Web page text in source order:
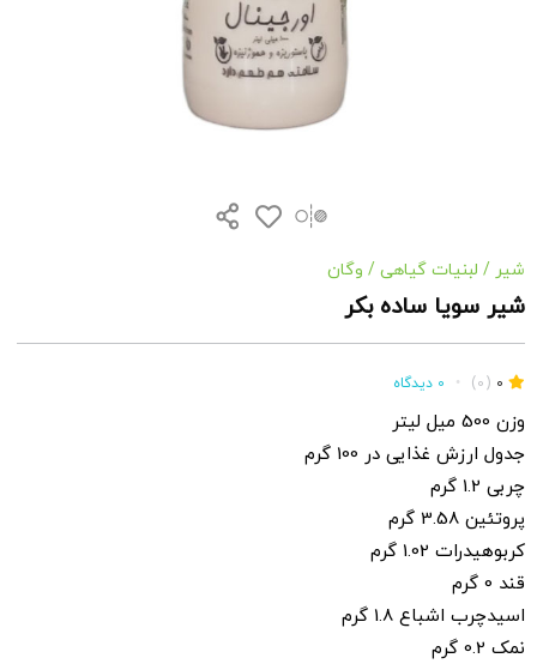
شیر / لبنیات گیاهی / وگان
شیر سویا ساده بکر
0
(0)
• 0 دیدگاه
وزن 500 میل لیتر
جدول ارزش غذایی در 100 گرم
چربی 1.2 گرم
پروتئین 3.58 گرم
کربوهیدرات 1.02 گرم
قند 0 گرم
اسیدچرب اشباع 1.8 گرم
نمک 0.2 گرم